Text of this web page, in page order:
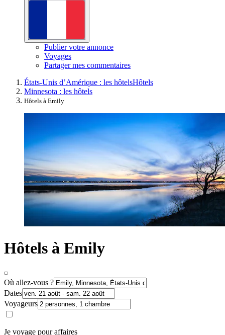
Publier votre annonce
Voyages
Partager mes commentaires
États-Unis d’Amérique : les hôtelsHôtels
Minnesota : les hôtels
Hôtels à Emily
Hôtels à Emily
Où allez-vous ?
Dates
Voyageurs
Je voyage pour affaires